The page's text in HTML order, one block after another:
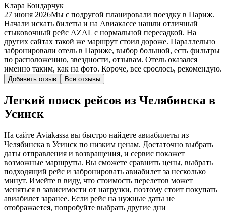
Клара Бондарчук
27 июня 2026Мы с подругой планировали поездку в Париж.
Начали искать билеты и на Авиакассе нашли отличный
стыковочный рейс AZAL с нормальной пересадкой. На
других сайтах такой же маршрут стоил дороже. Параллельно
забронировали отель в Париже, выбор большой, есть фильтры
по расположению, звездности, отзывам. Отель оказался
именно таким, как на фото. Короче, все срослось, рекомендую.
Добавить отзыв Все отзывы
Легкий поиск рейсов из Челябинска в
Усинск
На сайте Aviakassa вы быстро найдете авиабилеты из
Челябинска в Усинск по низким ценам. Достаточно выбрать
даты отправления и возвращения, и сервис покажет
возможные маршруты. Вы сможете сравнить цены, выбрать
подходящий рейс и забронировать авиабилет за несколько
минут. Имейте в виду, что стоимость перелетов может
меняться в зависимости от нагрузки, поэтому стоит покупать
авиабилет заранее. Если рейс на нужные даты не
отображается, попробуйте выбрать другие дни